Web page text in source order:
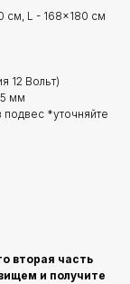
см, L - 168x180 см
12 Вольт)
мм
подвес *уточняйте
вторая часть
и получите